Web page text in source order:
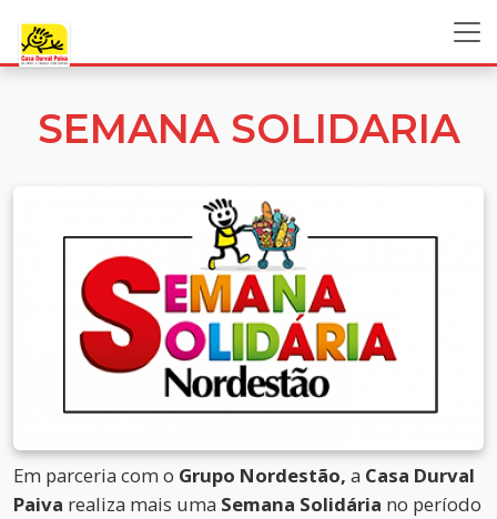
SEMANA SOLIDARIA
Em parceria com o Grupo Nordestão, a Casa Durval
Paiva realiza mais uma Semana Solidária no período